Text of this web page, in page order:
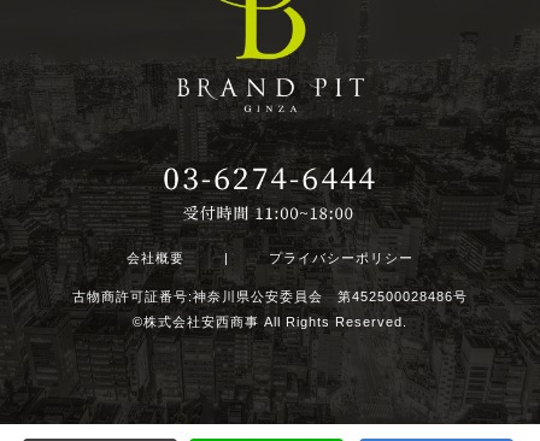
会社概要 プライバシーポリシー
古物商許可証番号:神奈川県公安委員会 第452500028486号
©株式会社安西商事 All Rights Reserved.